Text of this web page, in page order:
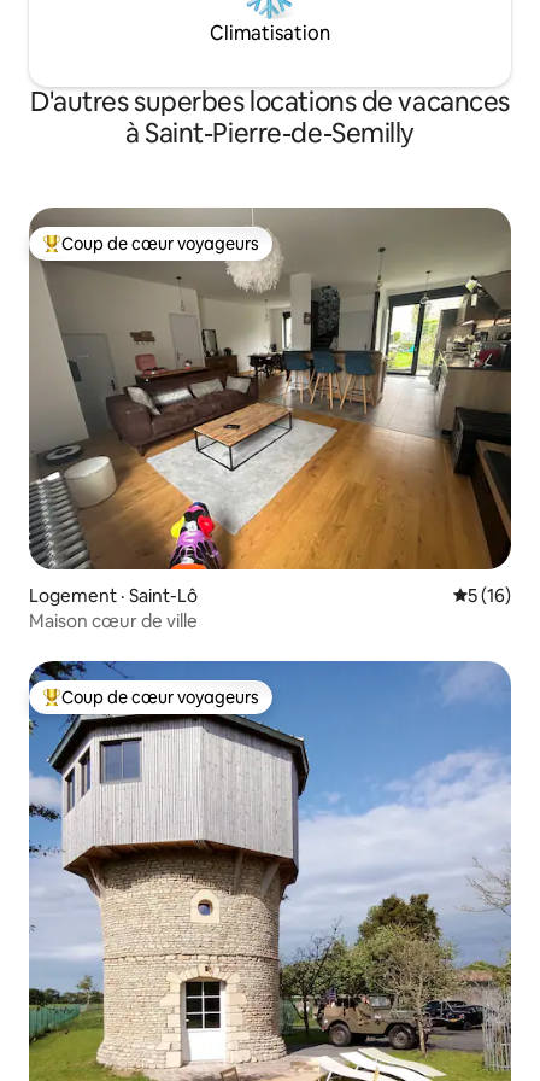
Climatisation
D'autres superbes locations de vacances
à Saint-Pierre-de-Semilly
Coup de cœur voyageurs parmi les plus aimés
Coup de cœur voyageurs
Logement · Saint-Lô Note
5 (16)
Maison cœur de ville
Coup de cœur voyageurs parmi les plus aimés
Coup de cœur voyageurs